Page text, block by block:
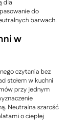
dla
do
barwach.
w
czytania bez
stołem w kuchni
przy jednym
Neutralna szarość
o ciepłej